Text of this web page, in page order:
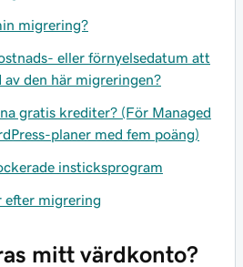
migrering?
eller förnyelsedatum att
av den här migreringen?
gratis krediter? (För Managed
planer med fem poäng)
insticksprogram
efter migrering
mitt värdkonto?